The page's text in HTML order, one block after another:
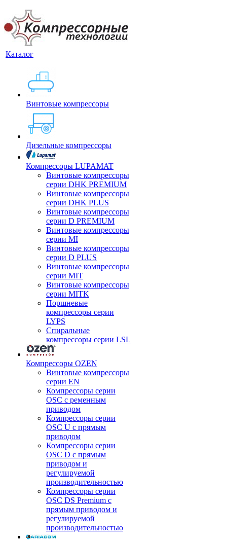
Каталог
Винтовые компрессоры
Дизельные компрессоры
Компрессоры LUPAMAT
Винтовые компрессоры
серии DHK PREMIUM
Винтовые компрессоры
серии DHK PLUS
Винтовые компрессоры
серии D PREMIUM
Винтовые компрессоры
серии MI
Винтовые компрессоры
серии D PLUS
Винтовые компрессоры
серии MIT
Винтовые компрессоры
серии MITK
Поршневые
компрессоры серии
LYPS
Спиральные
компрессоры серии LSL
Компрессоры OZEN
Винтовые компрессоры
серии EN
Компрессоры серии
OSC с ременным
приводом
Компрессоры серии
OSC U с прямым
приводом
Компрессоры серии
OSC D с прямым
приводом и
регулируемой
производительностью
Компрессоры серии
OSC DS Premium с
прямым приводом и
регулируемой
производительностью